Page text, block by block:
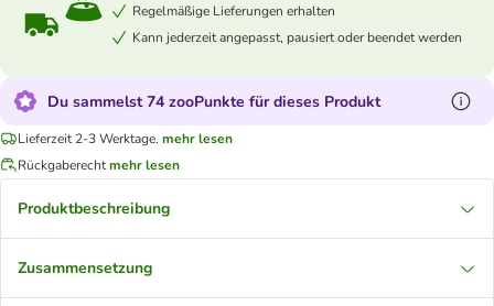
Regelmäßige Lieferungen erhalten
Kann jederzeit angepasst, pausiert oder beendet werden
Du sammelst 74 zooPunkte für dieses Produkt
Lieferzeit 2-3 Werktage. mehr lesen
Rückgaberechtmehr lesen
Produktbeschreibung
Zusammensetzung